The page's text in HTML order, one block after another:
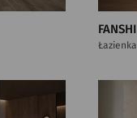
FANSHI
Łazienka